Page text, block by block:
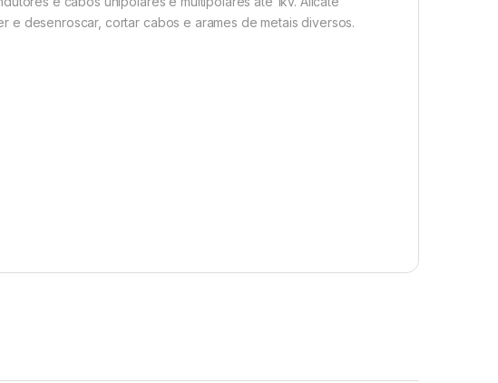
e desenroscar, cortar cabos e arames de metais diversos.